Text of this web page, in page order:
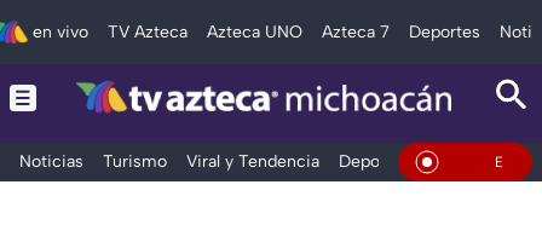
en vivo TV Azteca Azteca UNO Azteca 7 Deportes
Noticias Turismo Viral y Tendencia Deportes Espectáculos
En Vivo